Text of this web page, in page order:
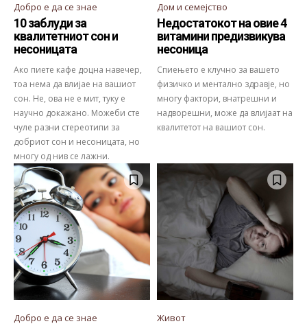
Добро е да се знае
10 заблуди за
квалитетниот сон и
несоницата
Ако пиете кафе доцна навечер,
тоа нема да влијае на вашиот
сон. Не, ова не е мит, туку е
научно докажано. Можеби сте
чуле разни стереотипи за
добриот сон и несоницата, но
многу од нив се лажни.
Дом и семејство
Недостатокот на овие 4
витамини предизвикува
несоница
Спиењето е клучно за вашето
физичко и ментално здравје, но
многу фактори, внатрешни и
надворешни, може да влијаат на
квалитетот на вашиот сон.
Добро е да се знае Живот